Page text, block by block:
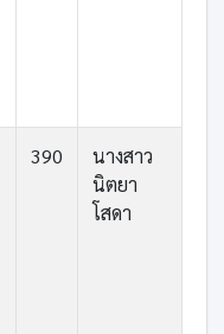
390
นางสาว
นิตยา
โสดา